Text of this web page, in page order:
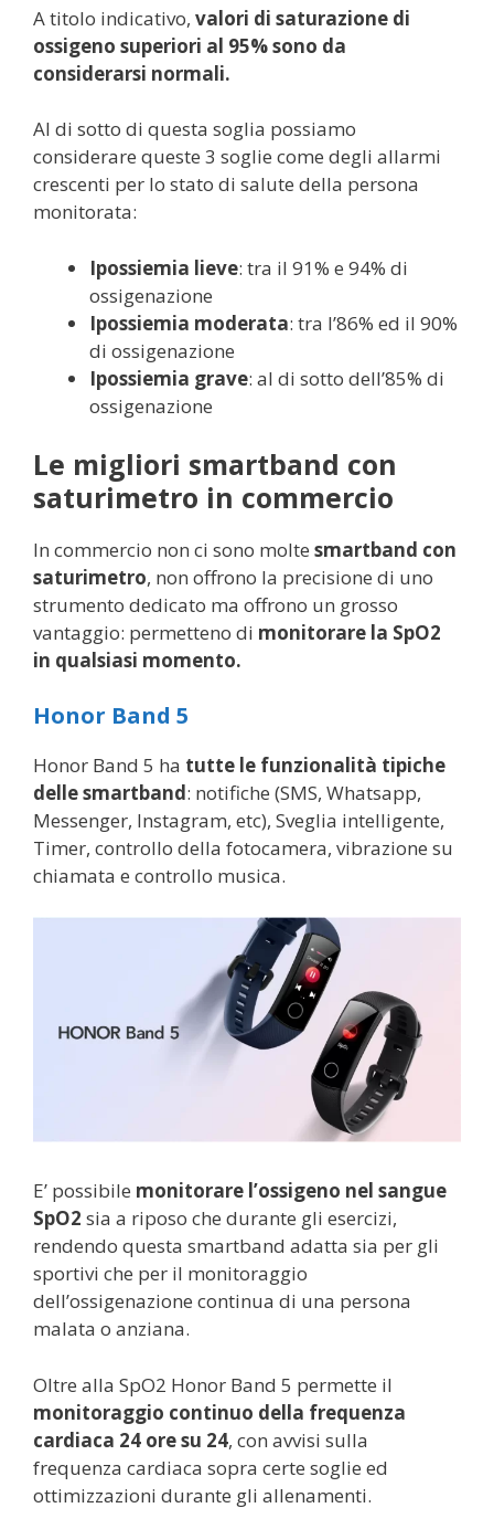
A titolo indicativo, valori di saturazione di
ossigeno superiori al 95% sono da
considerarsi normali.
Al di sotto di questa soglia possiamo
considerare queste 3 soglie come degli allarmi
crescenti per lo stato di salute della persona
monitorata:
Ipossiemia lieve: tra il 91% e 94% di
ossigenazione
Ipossiemia moderata: tra l’86% ed il 90%
di ossigenazione
Ipossiemia grave: al di sotto dell’85% di
ossigenazione
Le migliori smartband con
saturimetro in commercio
In commercio non ci sono molte smartband con
saturimetro, non offrono la precisione di uno
strumento dedicato ma offrono un grosso
vantaggio: permetteno di monitorare la SpO2
in qualsiasi momento.
Honor Band 5
Honor Band 5 ha tutte le funzionalità tipiche
delle smartband: notifiche (SMS, Whatsapp,
Messenger, Instagram, etc), Sveglia intelligente,
Timer, controllo della fotocamera, vibrazione su
chiamata e controllo musica.
E’ possibile monitorare l’ossigeno nel sangue
SpO2 sia a riposo che durante gli esercizi,
rendendo questa smartband adatta sia per gli
sportivi che per il monitoraggio
dell’ossigenazione continua di una persona
malata o anziana.
Oltre alla SpO2 Honor Band 5 permette il
monitoraggio continuo della frequenza
cardiaca 24 ore su 24, con avvisi sulla
frequenza cardiaca sopra certe soglie ed
ottimizzazioni durante gli allenamenti.